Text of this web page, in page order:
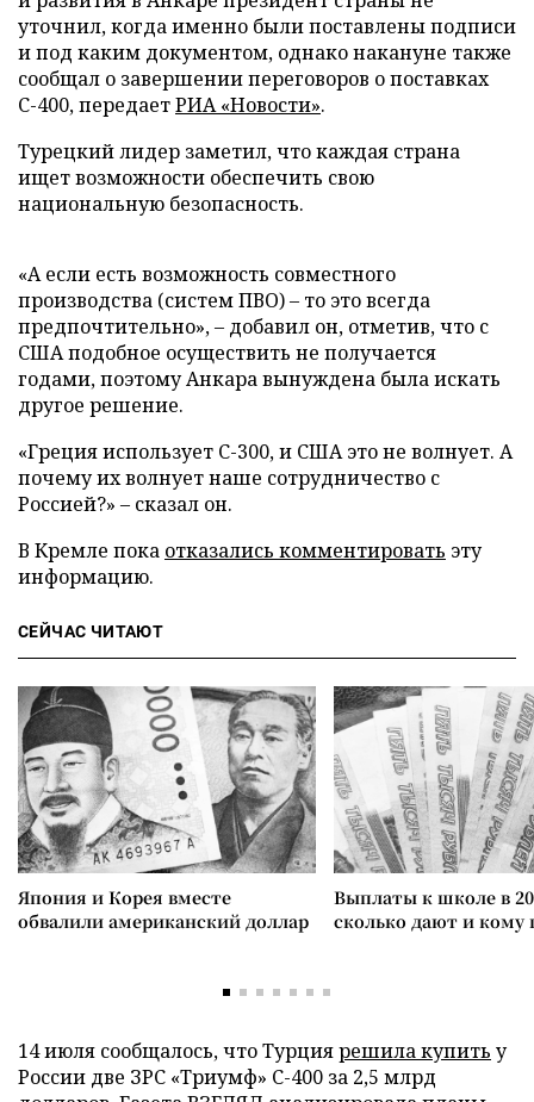
уточнил, когда именно были поставлены подписи
и под каким документом, однако накануне также
сообщал о завершении переговоров о поставках
С-400, передаетРИА «Новости».
Турецкий лидер заметил, что каждая страна
ищет возможности обеспечить свою
национальную безопасность.
«А если есть возможность совместного
производства (систем ПВО) – то это всегда
предпочтительно», – добавил он, отметив, что с
США подобное осуществить не получается
годами, поэтому Анкара вынуждена была искать
другое решение.
«Греция использует С-300, и США это не волнует. А
почему их волнует наше сотрудничество с
Россией?» – сказал он.
В Кремле пока отказались комментировать эту
информацию.
СЕЙЧАС ЧИТАЮТ
Япония и Корея вместе
обвалили американский доллар
Выплаты к школе в
сколько дают и
14 июля сообщалось, что Турциярешила купить у
России две ЗРС «Триумф» С-400 за 2,5 млрд